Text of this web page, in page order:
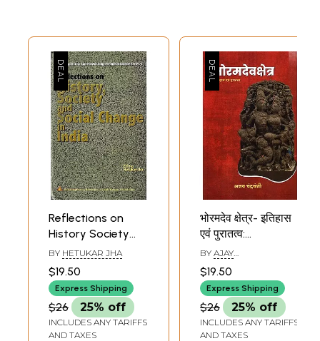
Reflections on
History Society
Social Change
India
(Maharajadhiraja
Kameshwar Singh
Memorial Lecture
Series-3)
BY HETUKAR JHA
$19.50
Express Shipping
$26 25% off
INCLUDES ANY TARIFFS
AND TAXES
भोरमदेव क्षेत्र- इतिहास
एवं पुरातत्व:
Bhoramdeo Area
History and
Archeology
BY AJAY
$19.50
Express Shipping
$26 25% off
INCLUDES ANY TARIFFS
AND TAXES